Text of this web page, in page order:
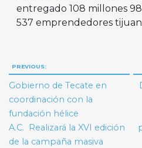
entregado 108 millones
537 emprendedores
Navegación
de
entradas
PREVIOUS:
Gobierno de Tecate en
coordinación con la
fundación hélice
A.C. Realizará la XVI edición
de la campaña masiva